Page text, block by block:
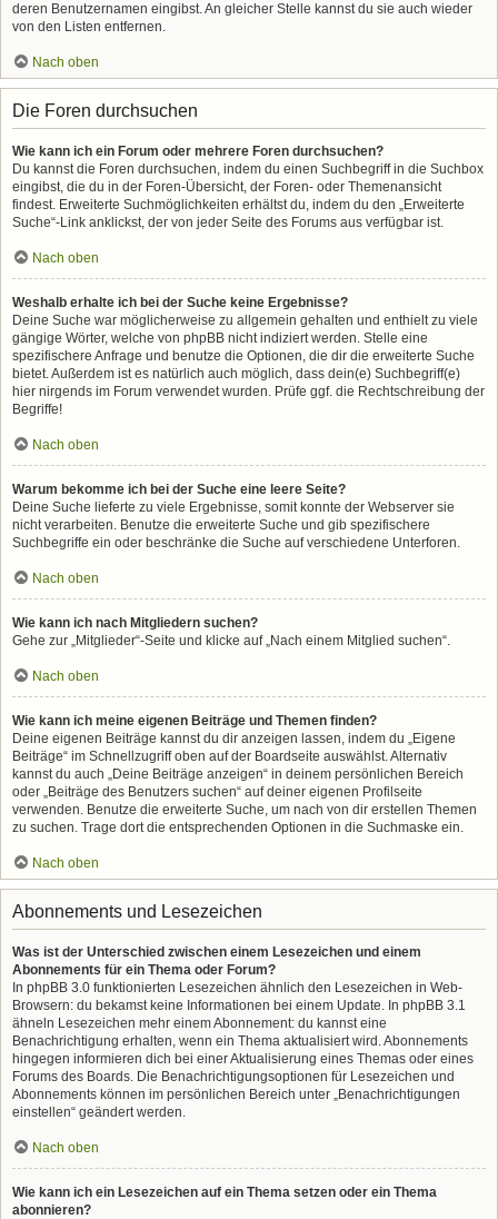
deren Benutzernamen eingibst. An gleicher Stelle kannst du sie auch wieder
von den Listen entfernen.
Nach oben
Die Foren durchsuchen
Wie kann ich ein Forum oder mehrere Foren durchsuchen?
Du kannst die Foren durchsuchen, indem du einen Suchbegriff in die Suchbox
eingibst, die du in der Foren-Übersicht, der Foren- oder Themenansicht
findest. Erweiterte Suchmöglichkeiten erhältst du, indem du den „Erweiterte
Suche“-Link anklickst, der von jeder Seite des Forums aus verfügbar ist.
Nach oben
Weshalb erhalte ich bei der Suche keine Ergebnisse?
Deine Suche war möglicherweise zu allgemein gehalten und enthielt zu viele
gängige Wörter, welche von phpBB nicht indiziert werden. Stelle eine
spezifischere Anfrage und benutze die Optionen, die dir die erweiterte Suche
bietet. Außerdem ist es natürlich auch möglich, dass dein(e) Suchbegriff(e)
hier nirgends im Forum verwendet wurden. Prüfe ggf. die Rechtschreibung der
Begriffe!
Nach oben
Warum bekomme ich bei der Suche eine leere Seite?
Deine Suche lieferte zu viele Ergebnisse, somit konnte der Webserver sie
nicht verarbeiten. Benutze die erweiterte Suche und gib spezifischere
Suchbegriffe ein oder beschränke die Suche auf verschiedene Unterforen.
Nach oben
Wie kann ich nach Mitgliedern suchen?
Gehe zur „Mitglieder“-Seite und klicke auf „Nach einem Mitglied suchen“.
Nach oben
Wie kann ich meine eigenen Beiträge und Themen finden?
Deine eigenen Beiträge kannst du dir anzeigen lassen, indem du „Eigene
Beiträge“ im Schnellzugriff oben auf der Boardseite auswählst. Alternativ
kannst du auch „Deine Beiträge anzeigen“ in deinem persönlichen Bereich
oder „Beiträge des Benutzers suchen“ auf deiner eigenen Profilseite
verwenden. Benutze die erweiterte Suche, um nach von dir erstellen Themen
zu suchen. Trage dort die entsprechenden Optionen in die Suchmaske ein.
Nach oben
Abonnements und Lesezeichen
Was ist der Unterschied zwischen einem Lesezeichen und einem
Abonnements für ein Thema oder Forum?
In phpBB 3.0 funktionierten Lesezeichen ähnlich den Lesezeichen in Web-
Browsern: du bekamst keine Informationen bei einem Update. In phpBB 3.1
ähneln Lesezeichen mehr einem Abonnement: du kannst eine
Benachrichtigung erhalten, wenn ein Thema aktualisiert wird. Abonnements
hingegen informieren dich bei einer Aktualisierung eines Themas oder eines
Forums des Boards. Die Benachrichtigungsoptionen für Lesezeichen und
Abonnements können im persönlichen Bereich unter „Benachrichtigungen
einstellen“ geändert werden.
Nach oben
Wie kann ich ein Lesezeichen auf ein Thema setzen oder ein Thema
abonnieren?